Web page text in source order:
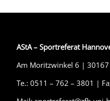
AStA – Sportreferat
Am Moritzwinkel 6 |
Te.: 0511 – 762 – 3801 |